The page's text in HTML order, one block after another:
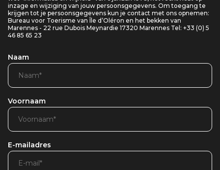
inzage en wijziging van jouw persoonsgegevens. Om toegang te
krijgen tot je persoonsgegevens kun je contact met ons opnemen:
Bureau voor Toerisme van Île d’Oléron en het bekken van
Marennes - 22 rue Dubois Meynardie 17320 Marennes Tel: +33 (0) 5
46 85 65 23
Naam
Voornaam
E-mailadres